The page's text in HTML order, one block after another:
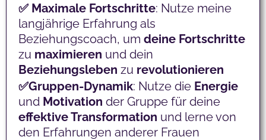
✅ Maximale Fortschritte: Nutze meine
langjährige Erfahrung als
Beziehungscoach, um deine Fortschritte
zu maximieren und dein
Beziehungsleben zu revolutionieren
✅Gruppen-Dynamik: Nutze die Energie
und Motivation der Gruppe für deine
effektive Transformation und lerne von
den Erfahrungen anderer Frauen